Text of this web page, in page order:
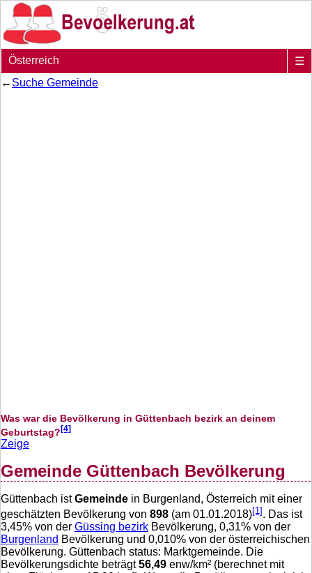
Österreich
☰
← Suche Gemeinde
Was war die Bevölkerung in Güttenbach bezirk an deinem
Geburtstag?[4]
Zeige
Gemeinde Güttenbach Bevölkerung
Güttenbach istGemeinde in Burgenland, Österreich mit einer
geschätzten Bevölkerung von 898 (am 01.01.2018)[1] . Das ist
3,45% von der Güssing bezirk Bevölkerung, 0,31% von der
Burgenland Bevölkerung und 0,010% von der österreichischen
Bevölkerung. Güttenbach status: Marktgemeinde. Die
Bevölkerungsdichte beträgt56,49 enw/km² (berechnet mit